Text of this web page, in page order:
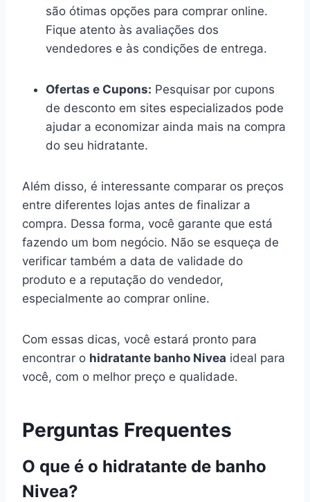
são ótimas opções para comprar online.
Fique atento às avaliações dos
vendedores e às condições de entrega.
Ofertas e Cupons: Pesquisar por cupons
de desconto em sites especializados pode
ajudar a economizar ainda mais na compra
do seu hidratante.
Além disso, é interessante comparar os preços
entre diferentes lojas antes de finalizar a
compra. Dessa forma, você garante que está
fazendo um bom negócio. Não se esqueça de
verificar também a data de validade do
produto e a reputação do vendedor,
especialmente ao comprar online.
Com essas dicas, você estará pronto para
encontrar o hidratante banho Nivea ideal para
você, com o melhor preço e qualidade.
Perguntas Frequentes
O que é o hidratante de banho
Nivea?